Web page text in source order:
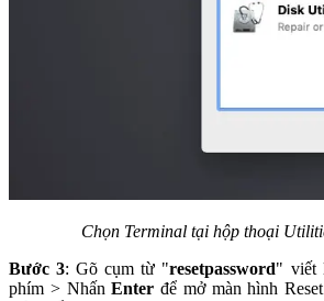
Chọn Terminal tại hộp thoại
Bước 3: Gõ cụm từ "resetpassword" viết
phím > NhấnEnter để mở màn hình